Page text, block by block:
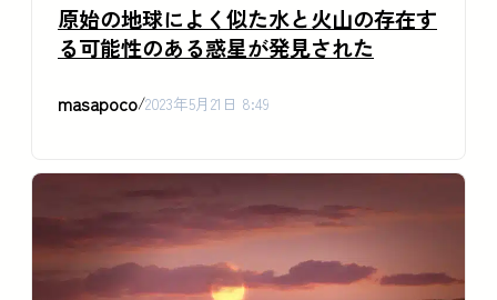
原始の地球によく似た水と火山の存在す
る可能性のある惑星が発見された
masapoco/2023年5月21日 8:49